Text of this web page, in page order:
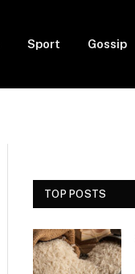
Sport Gossip
TOP POSTS